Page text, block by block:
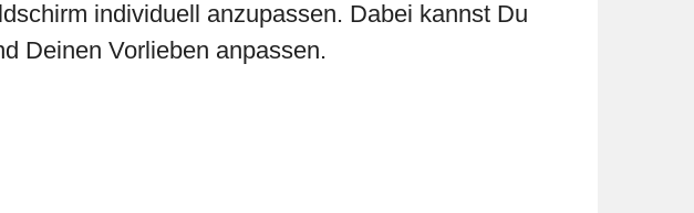
individuell anzupassen. Dabei kannst Du
Deinen Vorlieben anpassen.